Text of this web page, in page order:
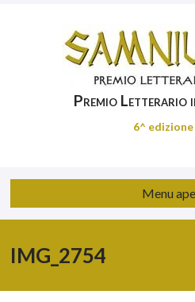
Premio Letterario
6^ edizione
Menu
IMG_2754